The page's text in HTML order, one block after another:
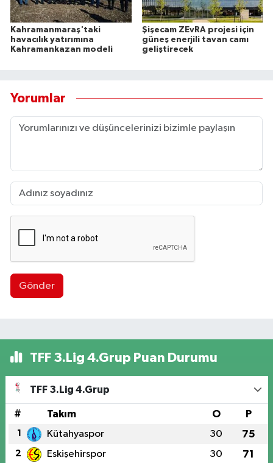
Kahramanmaraş'taki
havacılık yatırımına
Kahramankazan modeli
Şişecam ZEvRA projesi için
güneş enerjili tavan camı
geliştirecek
Yorumlar
Gönder
TFF 3.Lig 4.Grup Puan Durumu
TFF 3.Lig 4.Grup
# Takım O P
1 Kütahyaspor 30 75
2 Eskişehirspor 30 71